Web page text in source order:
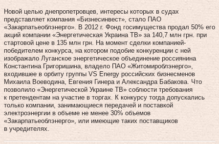
Новой целью днепропетровцев, интересы которых в судах
представляет компания «Бизнесинвест», стало ПАО
«Закарпатьеоблэнерго». В 2012 г. Фонд госимущества продал 50% его
акций ком­пании «Энергетическая Украина ТВ» за 140,7 млн грн. при
стартовой цене в 135 млн грн. На момент сделки компанией-
победителем конкурса, на котором подобие конкуренции с ней
изображало Луганское энергетическое объединение рос­сиянина
Константина Григоришина, владело ПАО «Житомироблэнерго»,
входившее в орбиту группы VS Energy российских бизнесменов
Михаила Воеводина, Евгения Гинера и Александра Бабакова. Что
позволило «Энергетической Украине ТВ» соблюсти требования
к претендентам на участие в торгах. К конкурсу тогда допускались
только компании, занимающиеся передачей и поставкой
электроэнергии в объеме не менее 30% объемов
«Закарпатьеоблэнерго», или имеющие таких поставщиков
в учредителях.